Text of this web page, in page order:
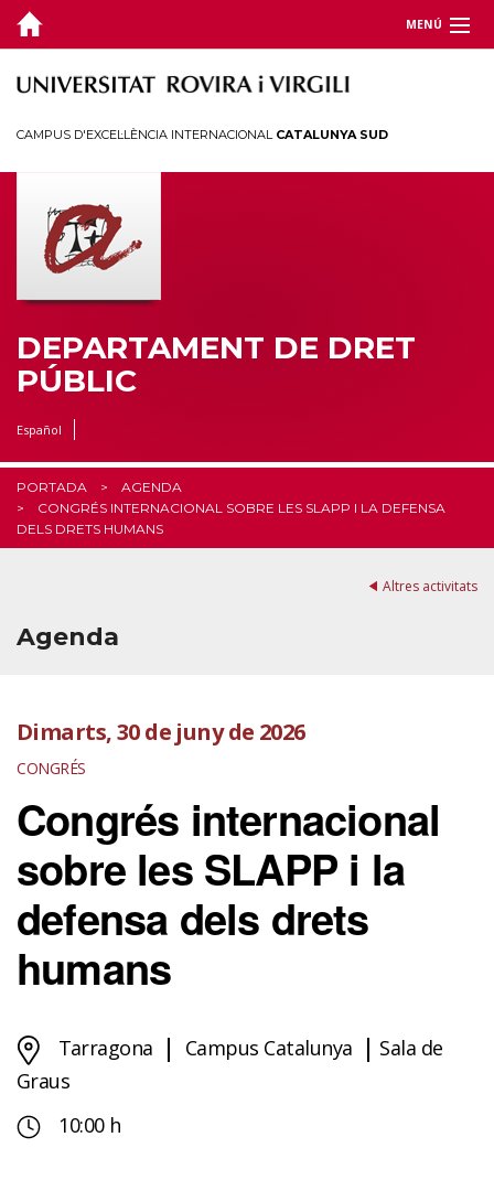
MENÚ
DEPARTAMENT
RECERCA
CÀTEDRES
CEDAT
CAMPUS D'EXCEL·LÈNCIA INTERNACIONAL CATALUNYA SUD
DEPARTAMENT DE DRET
PÚBLIC
Español
PORTADA
AGENDA
CONGRÉS INTERNACIONAL SOBRE LES SLAPP I LA DEFENSA
DELS DRETS HUMANS
Altres activitats
Agenda
Dimarts, 30 de juny de 2026
CONGRÉS
Congrés internacional
sobre les SLAPP i la
defensa dels drets
humans
Tarragona Campus Catalunya
Sala de
Graus
10:00 h